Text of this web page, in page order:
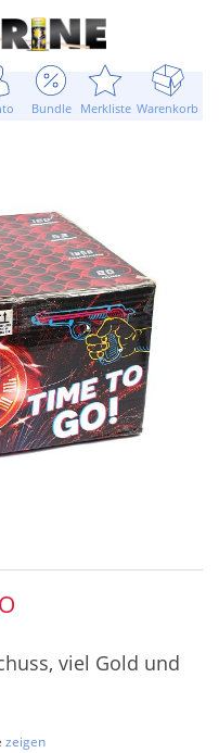
Bundle Merkliste Warenkorb
viel Gold und
zeigen